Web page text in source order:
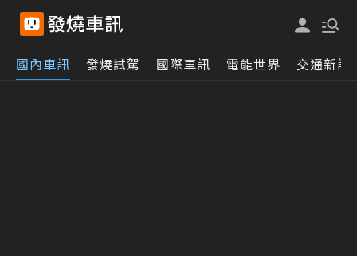
國內車訊 發燒試駕 國際車訊 電能世界 交通新訊